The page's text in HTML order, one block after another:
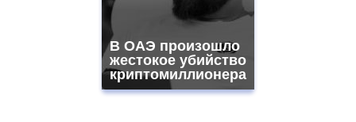
В ОАЭ произошло
жестокое убийство
криптомиллионера